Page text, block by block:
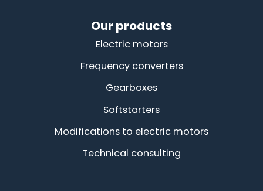
Our products
Electric motors
Frequency converters
Gearboxes
Softstarters
Modifications to electric motors
Technical consulting